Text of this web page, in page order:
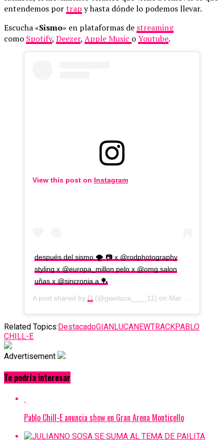
entendemos portrap y hasta dónde lo podemos llevar.
Escucha «Sismo» en plataformas de streaming
como Spotify, Deezer, Apple Music oYoutube.
View this post on Instagram
después del sismo 🌪️ 📷 x @rodphotography
styling x @europa_millon pelo x @omg.salon
uñas x @sincronia.a 🏓
A post shared by G (@gianluca____11) on Mar 15, 2019 at 9:44am PDT
Related Topics:DestacadoGIANLUCANEWTRACKPABLO
CHILL-E
Advertisement
Te podría interesar
Pablo Chill-E anuncia show en Gran Arena Monticello